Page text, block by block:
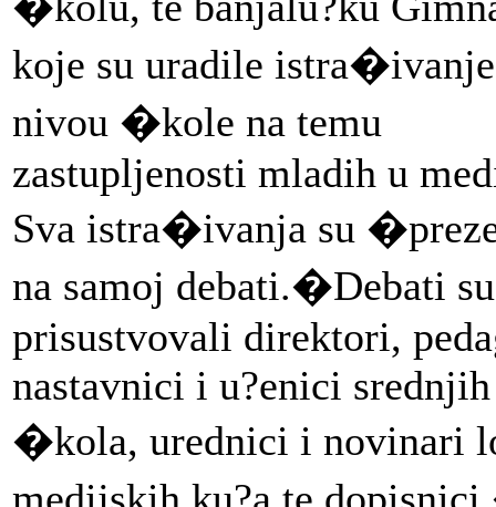
koje su uradile
nivou �kole na temu
zastupljenosti mladih u
Sva istra�ivanja su
na samoj debati.�Debati su
prisustvovali direktori,
nastavnici i u?enici srednjih
�kola, urednici i novinari